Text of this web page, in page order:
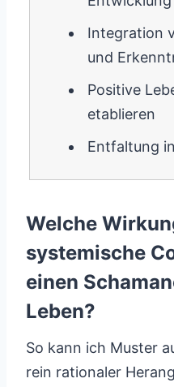
Integration
und
Positive
etablieren
Entfaltung
Welche
systemische
einen
Leben?
So kann ich Muster
rein rationaler